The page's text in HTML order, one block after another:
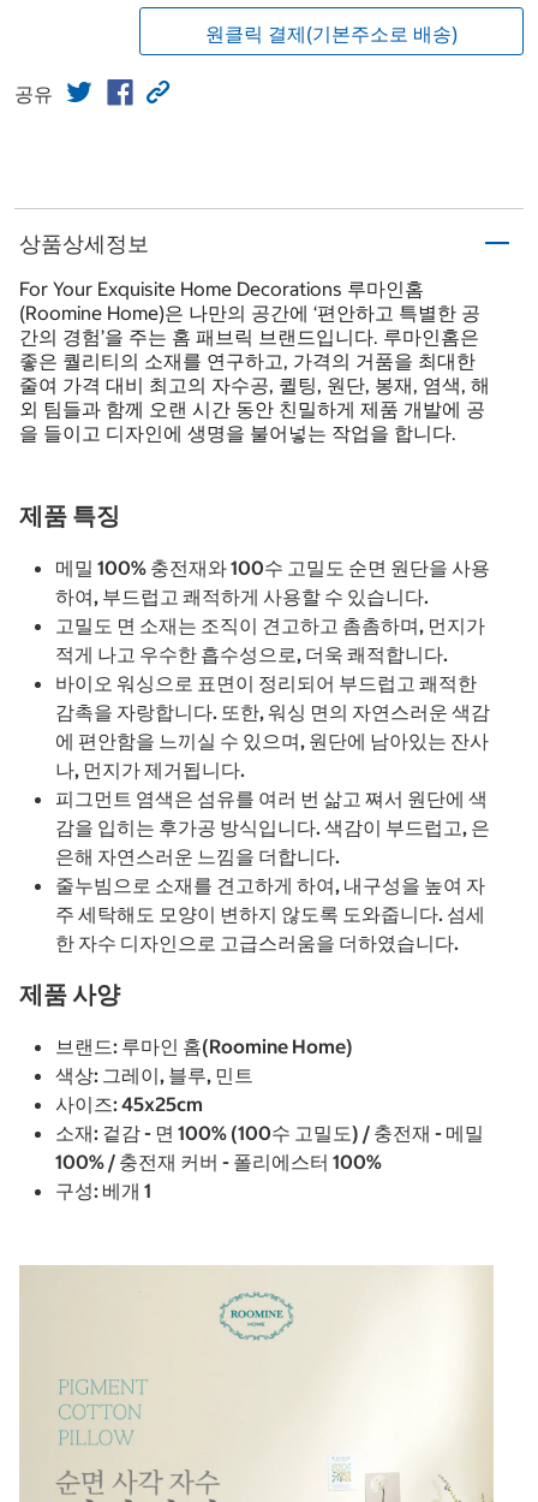
원클릭 결제(기본주소로 배송)
공유
상품상세정보
For Your Exquisite Home Decorations 루마인홈
(Roomine Home)은 나만의 공간에 ‘편안하고 특별한 공
간의 경험’을 주는 홈 패브릭 브랜드입니다. 루마인홈은
좋은 퀄리티의 소재를 연구하고, 가격의 거품을 최대한
줄여 가격 대비 최고의 자수공, 퀼팅, 원단, 봉재, 염색, 해
외 팀들과 함께 오랜 시간 동안 친밀하게 제품 개발에 공
을 들이고 디자인에 생명을 불어넣는 작업을 합니다.
제품 특징
메밀 100% 충전재와 100수 고밀도 순면 원단을 사용
하여, 부드럽고 쾌적하게 사용할 수 있습니다.
고밀도 면 소재는 조직이 견고하고 촘촘하며, 먼지가
적게 나고 우수한 흡수성으로, 더욱 쾌적합니다.
바이오 워싱으로 표면이 정리되어 부드럽고 쾌적한
감촉을 자랑합니다. 또한, 워싱 면의 자연스러운 색감
에 편안함을 느끼실 수 있으며, 원단에 남아있는 잔사
나, 먼지가 제거됩니다.
피그먼트 염색은 섬유를 여러 번 삶고 쪄서 원단에 색
감을 입히는 후가공 방식입니다. 색감이 부드럽고, 은
은해 자연스러운 느낌을 더합니다.
줄누빔으로 소재를 견고하게 하여, 내구성을 높여 자
주 세탁해도 모양이 변하지 않도록 도와줍니다. 섬세
한 자수 디자인으로 고급스러움을 더하였습니다.
제품 사양
브랜드: 루마인 홈(Roomine Home)
색상: 그레이, 블루, 민트
사이즈: 45x25cm
소재: 겉감 - 면 100% (100수 고밀도) / 충전재 - 메밀
100% / 충전재 커버 - 폴리에스터 100%
구성: 베개 1